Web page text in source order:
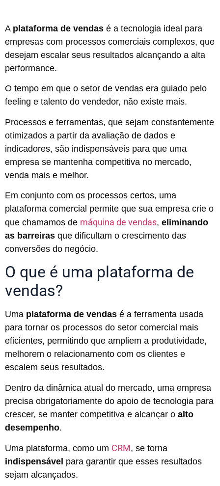
A plataforma de vendas é a tecnologia ideal para
empresas com processos comerciais complexos, que
desejam escalar seus resultados alcançando a alta
performance.
O tempo em que o setor de vendas era guiado pelo
feeling e talento do vendedor, não existe mais.
Processos e ferramentas, que sejam constantemente
otimizados a partir da avaliação de dados e
indicadores, são indispensáveis para que uma
empresa se mantenha competitiva no mercado,
venda mais e melhor.
Em conjunto com os processos certos, uma
plataforma comercial permite que sua empresa crie o
que chamamos de máquina de vendas, eliminando
as barreiras que dificultam o crescimento das
conversões do negócio.
O que é uma plataforma de
vendas?
Uma plataforma de vendas é a ferramenta usada
para tornar os processos do setor comercial mais
eficientes, permitindo que ampliem a produtividade,
melhorem o relacionamento com os clientes e
escalem seus resultados.
Dentro da dinâmica atual do mercado, uma empresa
precisa obrigatoriamente do apoio de tecnologia para
crescer, se manter competitiva e alcançar o alto
desempenho.
Uma plataforma, como um CRM, se torna
indispensável para garantir que esses resultados
sejam alcançados.